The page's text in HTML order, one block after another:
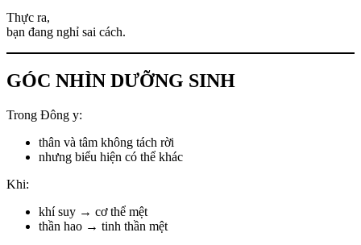
Thực ra,
bạn đang nghỉ sai cách.
GÓC NHÌN DƯỠNG SINH
Trong Đông y:
thân và tâm không tách rời
nhưng biểu hiện có thể khác
Khi:
khí suy → cơ thể mệt
thần hao → tinh thần mệt